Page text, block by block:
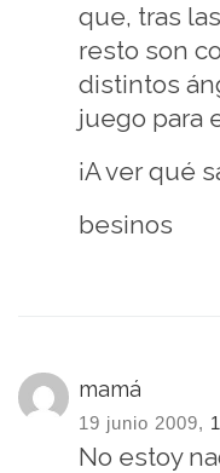
que, tras
resto son
distintos
juego para
¡A ver qué
besinos
mamá
19 junio 2009,
No estoy